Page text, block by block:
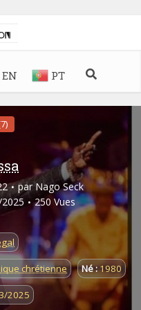
EN PT
par Nago Seck
250 Vues
chrétienne Né :1980
2025